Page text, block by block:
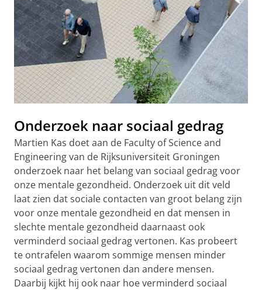
Onderzoek naar sociaal gedrag
Martien Kas doet aan de Faculty of Science and
Engineering van de Rijksuniversiteit Groningen
onderzoek naar het belang van sociaal gedrag voor
onze mentale gezondheid. Onderzoek uit dit veld
laat zien dat sociale contacten van groot belang zijn
voor onze mentale gezondheid en dat mensen in
slechte mentale gezondheid daarnaast ook
verminderd sociaal gedrag vertonen. Kas probeert
te ontrafelen waarom sommige mensen minder
sociaal gedrag vertonen dan andere mensen.
Daarbij kijkt hij ook naar hoe verminderd sociaal